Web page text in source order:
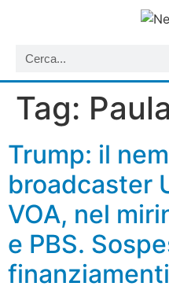
Tag:
Trump: il
broadcaster
VOA, nel
e PBS.
finanziamenti